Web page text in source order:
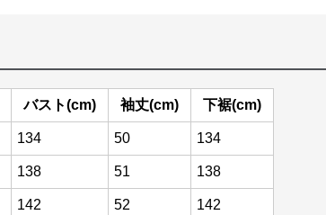
バスト(cm) 袖丈(cm) 下裾(cm)
134 50 134
138 51 138
142 52 142